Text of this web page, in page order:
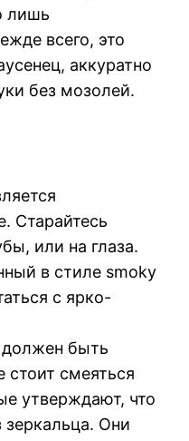
лишь
всего, это
аккуратно
без мозолей.
Старайтесь
или на глаза.
в стиле smoky
с ярко-
быть
стоит смеяться
утверждают, что
зеркальца. Они